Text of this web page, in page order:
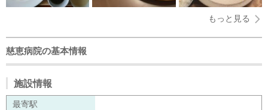
もっと見る
慈恵病院の基本情報
施設情報
最寄駅